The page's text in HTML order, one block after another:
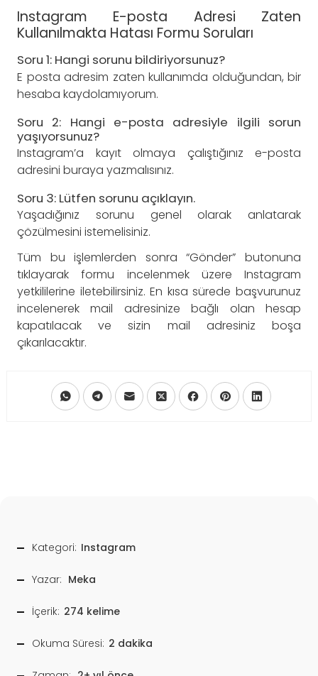
Instagram E-posta Adresi Zaten
Kullanılmakta Hatası Formu Soruları
Soru 1: Hangi sorunu bildiriyorsunuz?
E posta adresim zaten kullanımda olduğundan, bir
hesaba kaydolamıyorum.
Soru 2: Hangi e-posta adresiyle ilgili sorun
yaşıyorsunuz?
Instagram’a kayıt olmaya çalıştığınız e-posta
adresini buraya yazmalısınız.
Soru 3: Lütfen sorunu açıklayın.
Yaşadığınız sorunu genel olarak anlatarak
çözülmesini istemelisiniz.
Tüm bu işlemlerden sonra “Gönder” butonuna
tıklayarak formu incelenmek üzere Instagram
yetkililerine iletebilirsiniz. En kısa sürede başvurunuz
incelenerek mail adresinize bağlı olan hesap
kapatılacak ve sizin mail adresiniz boşa
çıkarılacaktır.
Kategori: Instagram
Yazar: Meka
İçerik: 274 kelime
Okuma Süresi: 2 dakika